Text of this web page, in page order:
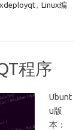
, Linux编
程序
Ubunt
u版
本：